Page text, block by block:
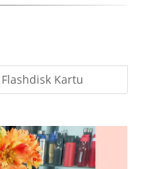
Flashdisk Kartu